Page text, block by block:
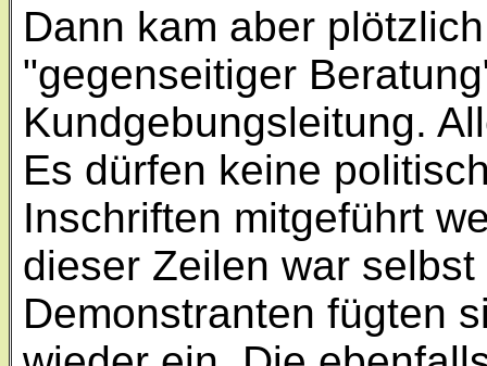
Dann kam aber
"gegenseitiger
Kundgebungsleitung.
Es dürfen keine
Inschriften mitgeführt
dieser Zeilen war
Demonstranten fügten